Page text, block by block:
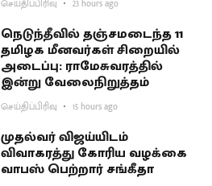
செய்திப்பிரிவு 23 hours ago
நெடுந்தீவில் தஞ்சமடைந்த 11
தமிழக மீனவர்கள் சிறையில்
அடைப்பு: ராமேசுவரத்தில்
இன்று வேலைநிறுத்தம்
செய்திப்பிரிவு 15 hours ago
முதல்வர் விஜய்யிடம்
விவாகரத்து கோரிய வழக்கை
வாபஸ் பெற்றார் சங்கீதா